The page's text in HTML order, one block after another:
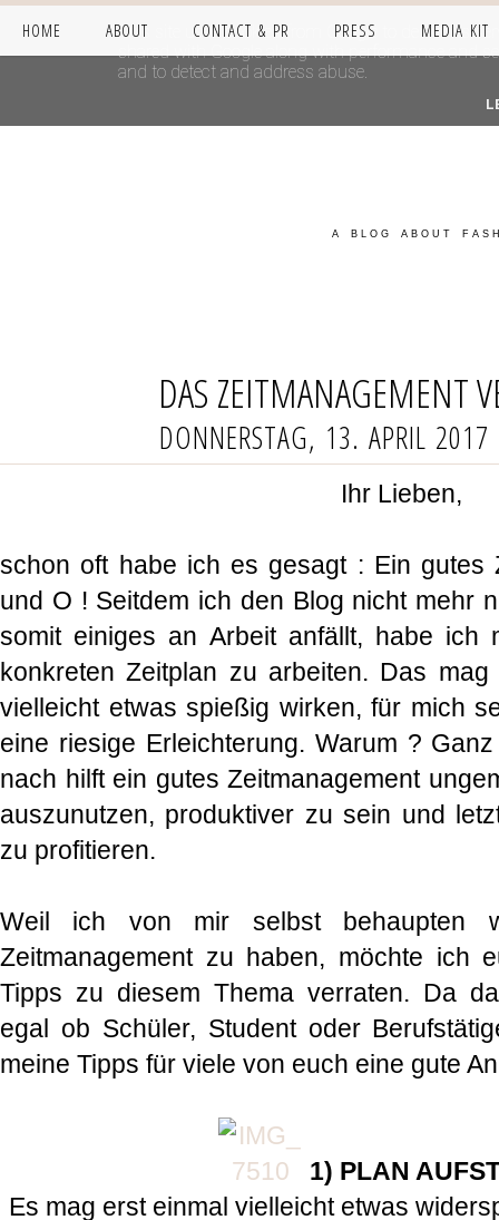
HOME ABOUT CONTACT & PR PRESS MEDIA KIT
A BLOG ABOUT
DAS ZEITMANAGEMENT
DONNERSTAG, 13. APRIL 2017
Ihr Lieben,
schon oft habe ich es gesagt : Ein gutes
und O ! Seitdem ich den Blog nicht mehr
somit einiges an Arbeit anfällt, habe ich
konkreten Zeitplan zu arbeiten. Das
vielleicht etwas spießig wirken, für mich
eine riesige Erleichterung. Warum ?
nach hilft ein gutes Zeitmanagement
auszunutzen, produktiver zu sein und
zu profitieren.
Weil ich von mir selbst behaupten
Zeitmanagement zu haben, möchte ich
Tipps zu diesem Thema verraten. Da
egal ob Schüler, Student oder
meine Tipps für viele von euch eine gute
1) PLAN
Es mag erst einmal vielleicht etwas
This site uses cookies from Google to deliver its
shared with Google along with performance and
and to detect and address abuse.